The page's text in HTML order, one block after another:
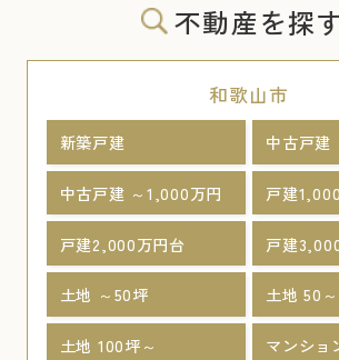
不動産を探
和歌山市
新築戸建 中古戸建
中古戸建 ～1,000万円 戸建
戸建2,000万円台 戸建
土地 ～50坪 土地 50
土地 100坪～ マンショ